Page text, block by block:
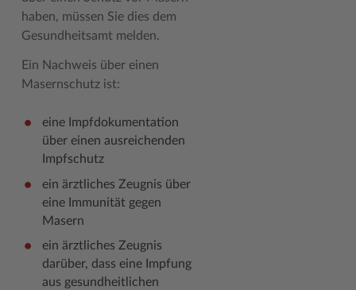
#MeinStormarn
Karrieretag
haben, müssen Sie dies dem
Gesundheitsamt melden.
Ein Nachweis über einen
Masernschutz ist:
eine Impfdokumentation
über einen ausreichenden
Impfschutz
ein ärztliches Zeugnis über
eine Immunität gegen
Masern
ein ärztliches Zeugnis
darüber, dass eine Impfung
aus gesundheitlichen